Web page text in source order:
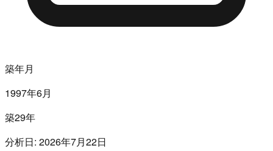
築年月
1997年6月
築29年
分析日: 2026年7月22日